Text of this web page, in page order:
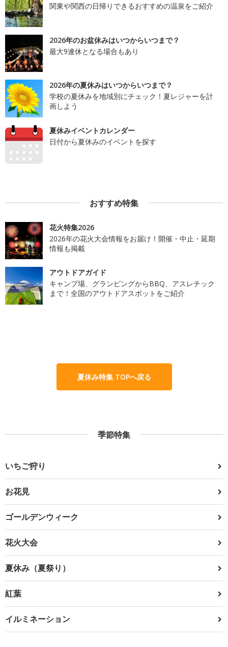
関東や関西の日帰りできるおすすめの温泉をご紹介
2026年のお盆休みはいつからいつまで？
最大9連休となる場合もあり
2026年の夏休みはいつからいつまで？
学校の夏休みを地域別にチェック！夏レジャーを計
画しよう
夏休みイベントカレンダー
日付から夏休みのイベントを探す
おすすめ特集
花火特集2026
2026年の花火大会情報をお届け！開催・中止・延期
情報も掲載
アウトドアガイド
キャンプ場、グランピングからBBQ、アスレチック
まで！全国のアウトドアスポットをご紹介
夏休み特集 TOPへ戻る
季節特集
いちご狩り
お花見
ゴールデンウィーク
花火大会
夏休み（夏祭り）
紅葉
イルミネーション